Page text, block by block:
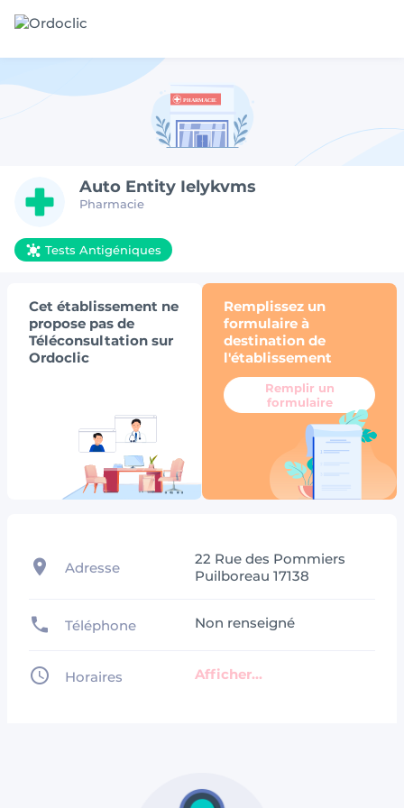
Auto Entity Ielykvms
Pharmacie
Tests Antigéniques
Cet établissement ne
propose pas de
Téléconsultation sur
Ordoclic
Remplissez un
formulaire à
destination de
l'établissement
Remplir un
formulaire
Adresse
22 Rue des Pommiers
Puilboreau 17138
Téléphone Non renseigné
Horaires Afficher...